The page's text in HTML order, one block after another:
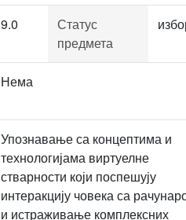
9.0
Статус
предмета
Нема
Упознавање са концептима и
технологијама виртуелне
стварности који поспешују
интеракцију човека са
и истраживање комплексних